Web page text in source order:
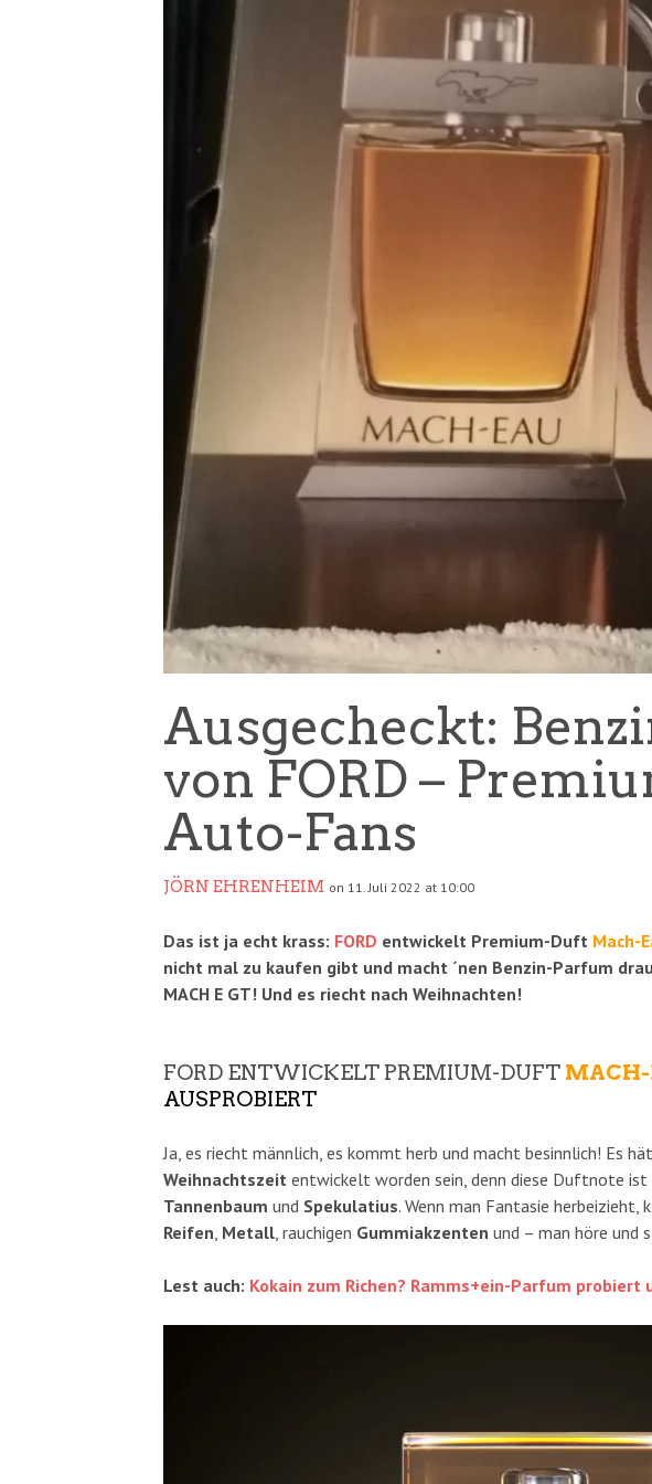
Ausgecheckt:
von FORD –
Auto-Fans
JÖRN EHRENHEIM on 11. Juli 2022 at 10:00
Das ist ja echt krass: FORD entwickelt Premium-Duft Mach-
nicht mal zu kaufen gibt und macht ´nen Benzin-Parfum
MACH E GT! Und es riecht nach Weihnachten!
FORD ENTWICKELT PREMIUM-DUFT MACH-
AUSPROBIERT
Ja, es riecht männlich, es kommt herb und macht besinnlich! Es
Weihnachtszeit entwickelt worden sein, denn diese Duftnote ist
Tannenbaum und Spekulatius. Wenn man Fantasie herbeizieht,
Reifen, Metall, rauchigen Gummiakzenten und – man höre und
Lest auch: Kokain zum Richen? Ramms+ein-Parfum